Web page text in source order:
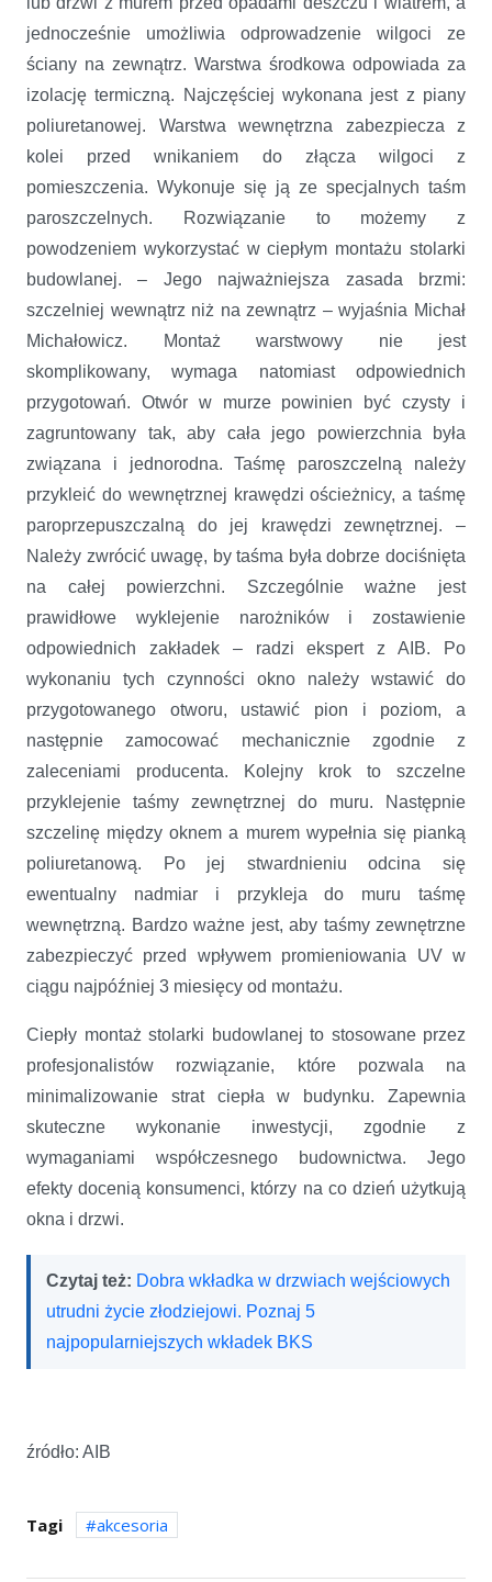
jednocześnie umożliwia odprowadzenie wilgoci ze
ściany na zewnątrz. Warstwa środkowa odpowiada za
izolację termiczną. Najczęściej wykonana jest z piany
poliuretanowej. Warstwa wewnętrzna zabezpiecza z
kolei przed wnikaniem do złącza wilgoci z
pomieszczenia. Wykonuje się ją ze specjalnych taśm
paroszczelnych. Rozwiązanie to możemy z
powodzeniem wykorzystać w ciepłym montażu stolarki
budowlanej. – Jego najważniejsza zasada brzmi:
szczelniej wewnątrz niż na zewnątrz – wyjaśnia Michał
Michałowicz. Montaż warstwowy nie jest
skomplikowany, wymaga natomiast odpowiednich
przygotowań. Otwór w murze powinien być czysty i
zagruntowany tak, aby cała jego powierzchnia była
związana i jednorodna. Taśmę paroszczelną należy
przykleić do wewnętrznej krawędzi ościeżnicy, a taśmę
paroprzepuszczalną do jej krawędzi zewnętrznej. –
Należy zwrócić uwagę, by taśma była dobrze dociśnięta
na całej powierzchni. Szczególnie ważne jest
prawidłowe wyklejenie narożników i zostawienie
odpowiednich zakładek – radzi ekspert z AIB. Po
wykonaniu tych czynności okno należy wstawić do
przygotowanego otworu, ustawić pion i poziom, a
następnie zamocować mechanicznie zgodnie z
zaleceniami producenta. Kolejny krok to szczelne
przyklejenie taśmy zewnętrznej do muru. Następnie
szczelinę między oknem a murem wypełnia się pianką
poliuretanową. Po jej stwardnieniu odcina się
ewentualny nadmiar i przykleja do muru taśmę
wewnętrzną. Bardzo ważne jest, aby taśmy zewnętrzne
zabezpieczyć przed wpływem promieniowania UV w
ciągu najpóźniej 3 miesięcy od montażu.
Ciepły montaż stolarki budowlanej to stosowane przez
profesjonalistów rozwiązanie, które pozwala na
minimalizowanie strat ciepła w budynku. Zapewnia
skuteczne wykonanie inwestycji, zgodnie z
wymaganiami współczesnego budownictwa. Jego
efekty docenią konsumenci, którzy na co dzień użytkują
okna i drzwi.
Czytaj też: Dobra wkładka w drzwiach wejściowych
utrudni życie złodziejowi. Poznaj 5
najpopularniejszych wkładek BKS
źródło: AIB
Tagi akcesoria